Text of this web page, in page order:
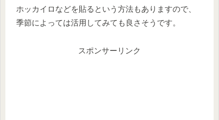
ホッカイロなどを貼るという方法もありますので、
季節によっては活用してみても良さそうです。
スポンサーリンク